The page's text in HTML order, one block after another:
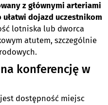
z głównymi arteriami
dojazd uczestnikom
lotniska lub dworca
atutem, szczególnie
konferencję w
dostępność miejsc